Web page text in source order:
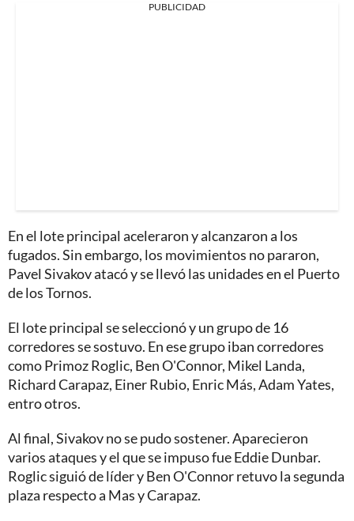
PUBLICIDAD
En el lote principal aceleraron y alcanzaron a los
fugados. Sin embargo, los movimientos no pararon,
Pavel Sivakov atacó y se llevó las unidades en el Puerto
de los Tornos.
El lote principal se seleccionó y un grupo de 16
corredores se sostuvo. En ese grupo iban corredores
como Primoz Roglic, Ben O'Connor, Mikel Landa,
Richard Carapaz, Einer Rubio, Enric Más, Adam Yates,
entro otros.
Al final, Sivakov no se pudo sostener. Aparecieron
varios ataques y el que se impuso fue Eddie Dunbar.
Roglic siguió de líder y Ben O'Connor retuvo la segunda
plaza respecto a Mas y Carapaz.